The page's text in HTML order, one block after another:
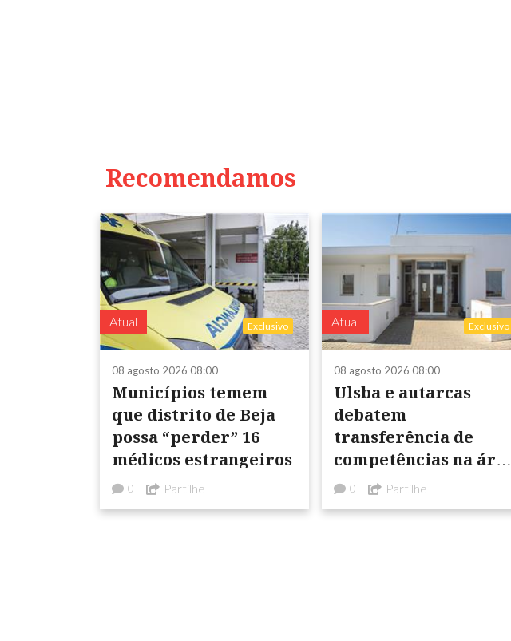
Recomendamos
Atual Exclusivo
08 agosto 2026 08:00
Municípios temem
que distrito de Beja
possa “perder” 16
médicos estrangeiros
0 Partilhe
Atual Exclusivo
08 agosto 2026 08:00
Ulsba e autarcas
debatem
transferência de
competências na área
da Saúde
0 Partilhe